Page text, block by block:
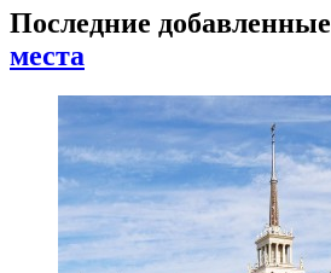
Последние добавленные
места